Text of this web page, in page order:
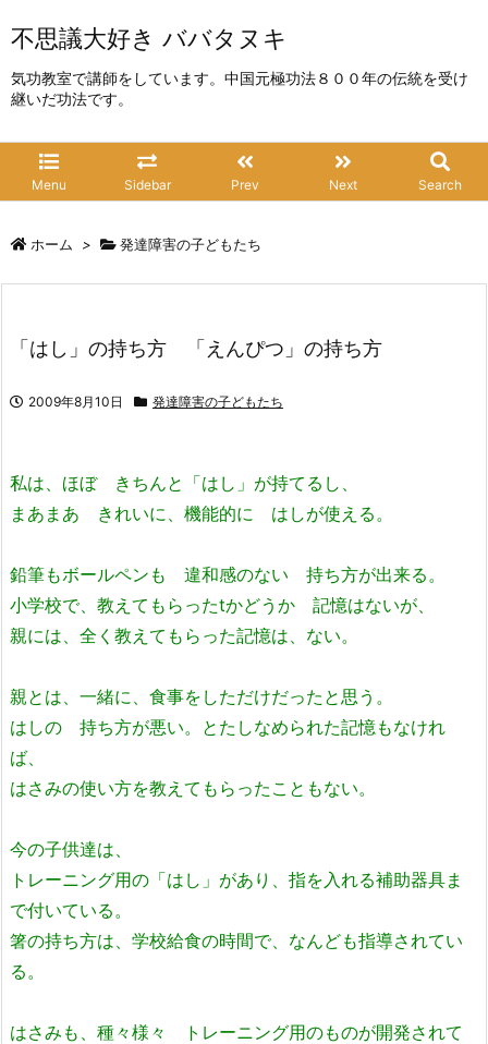
不思議大好き ババタヌキ
気功教室で講師をしています。中国元極功法８００年の伝統を受け
継いだ功法です。
Menu Sidebar Prev Next Search
ホーム > 発達障害の子どもたち
「はし」の持ち方 「えんぴつ」の持ち方
2009年8月10日 発達障害の子どもたち
私は、ほぼ きちんと「はし」が持てるし、
まあまあ きれいに、機能的に はしが使える。
鉛筆もボールペンも 違和感のない 持ち方が出来る。
小学校で、教えてもらったtかどうか 記憶はないが、
親には、全く教えてもらった記憶は、ない。
親とは、一緒に、食事をしただけだったと思う。
はしの 持ち方が悪い。とたしなめられた記憶もなけれ
ば、
はさみの使い方を教えてもらったこともない。
今の子供達は、
トレーニング用の「はし」があり、指を入れる補助器具ま
で付いている。
箸の持ち方は、学校給食の時間で、なんども指導されてい
る。
はさみも、種々様々 トレーニング用のものが開発されて